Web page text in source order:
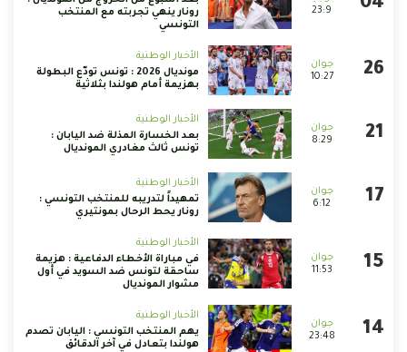
23:9
رونار ينهي تجربته مع المنتخب
التونسي
10:27
الأخبار الوطنية
مونديال 2026 : تونس تودّع البطولة
بهزيمة أمام هولندا بثلاثية
8:29
الأخبار الوطنية
بعد الخسارة المذلة ضد اليابان :
تونس ثالث مغادري المونديال
6:12
الأخبار الوطنية
تمهيداً لتدريبه للمنتخب التونسي :
رونار يحط الرحال بمونتيري
11:53
الأخبار الوطنية
في مباراة الأخطاء الدفاعية : هزيمة
ساحقة لتونس ضد السويد في أول
مشوار المونديال
23:48
الأخبار الوطنية
يهم المنتخب التونسي : اليابان تصدم
هولندا بتعادل في آخر الدقائق